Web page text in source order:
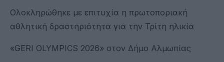
Ολοκληρώθηκε με επιτυχία η πρωτοποριακή
αθλητική δραστηριότητα για την Τρίτη ηλικία
«GERI OLYMPICS 2026» στον Δήμο Αλμωπίας